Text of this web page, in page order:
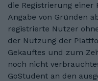
die Registrierung einer
Angabe von Gründen
registrierte Nutzer
der Nutzung der
Gekauftes und zum
noch nicht
GoStudent an den